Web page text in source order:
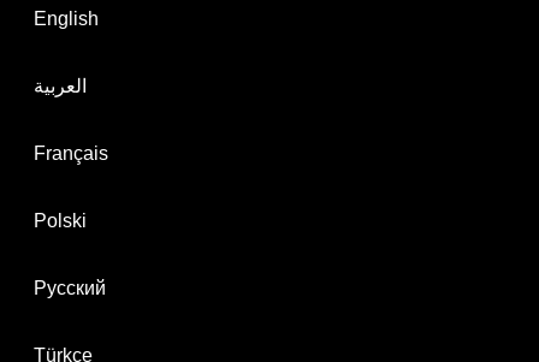
English
العربية
Français
Polski
Русский
Türkçe